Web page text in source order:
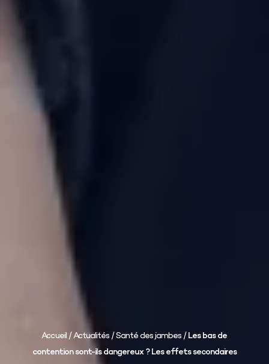
Accueil/Actualités/Santé des jambes/Les bas de
contention sont-ils dangereux ? Les effets secondaires